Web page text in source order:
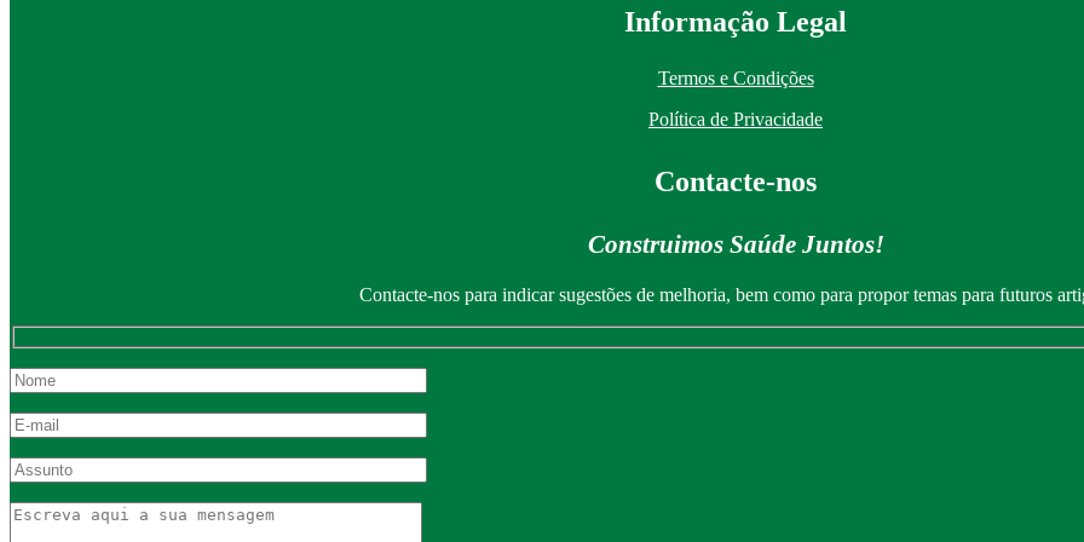
Informação Legal
Termos e Condições
Política de Privacidade
Contacte-nos
Construimos Saúde Juntos!
Contacte-nos para indicar sugestões de melhoria, bem como para propor temas para futuros